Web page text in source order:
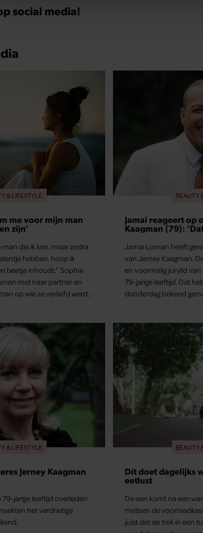
websiteverkeer te analyseren. Ook delen we informatie
media, adverteren en analyse. Deze partners kunnen
verstrekt of die ze hebben verzameld op basis van uw
social media!
& LIFESTYLE
me voor mijn man
zijn’
man die ik ken, maar zodra
hebben, hoop ik
beetje inhoudt.” Sophia
met haar partner en
op wie ze verliefd werd:
BEAUTY
Jamai reageert op
Kaagman (79):
Jamai Loman heeft
van Jerney Kaagman.
en voormalig jurylid van
79-jarige leeftijd. Dat
donderdag bekend
& LIFESTYLE
Jerney Kaagman
jarige leeftijd overleden.
het verdrietige
BEAUTY
Dít doet dagelijks
eetlust
De een komt na een
meteen de
juist dat de trek in een